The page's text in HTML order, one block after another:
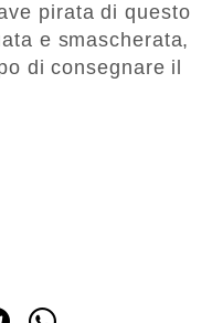
pirata di questo
e smascherata,
di consegnare il